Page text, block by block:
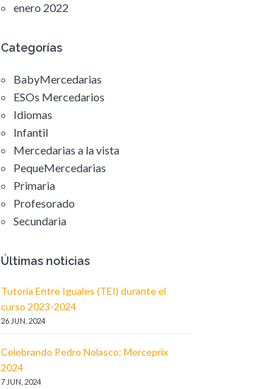
enero 2022
Categorías
BabyMercedarias
ESOs Mercedarios
Idiomas
Infantil
Mercedarias a la vista
PequeMercedarias
Primaria
Profesorado
Secundaria
Últimas noticias
Tutoría Entre Iguales (TEI) durante el
curso 2023-2024
26 JUN, 2024
Celebrando Pedro Nolasco: Merceprix
2024
7 JUN, 2024